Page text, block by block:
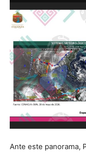
Ante este panorama,